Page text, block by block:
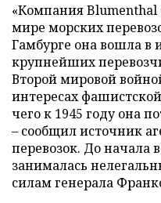
«Компания Blumenthal
мире морских
Гамбурге она вошла в
крупнейших
Второй мировой
интересах
чего к 1945 году она
– сообщил источник
перевозок. До начала
занималась
силам генерала